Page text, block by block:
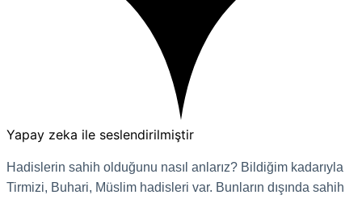
Yapay zeka ile seslendirilmiştir
Hadislerin sahih olduğunu nasıl anlarız? Bildiğim kadarıyla
Tirmizi, Buhari, Müslim hadisleri var. Bunların dışında sahih